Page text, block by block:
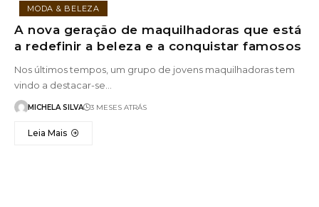
MODA & BELEZA
A nova geração de maquilhadoras que está
a redefinir a beleza e a conquistar famosos
Nos últimos tempos, um grupo de jovens maquilhadoras tem
vindo a destacar-se…
MICHELA SILVA 3 MESES ATRÁS
Leia Mais